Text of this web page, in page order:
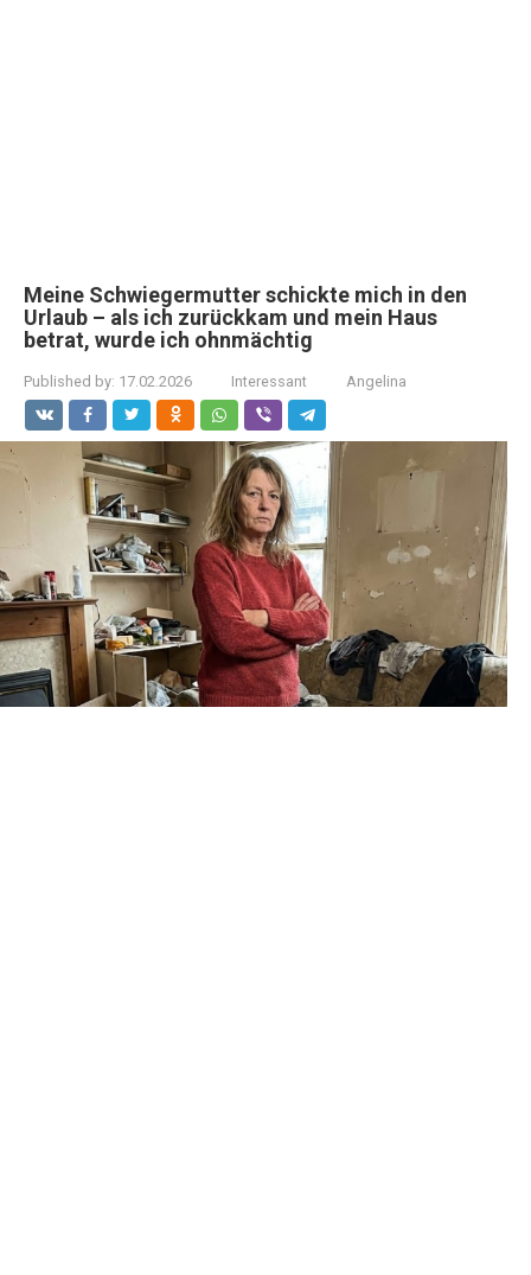
Meine Schwiegermutter schickte mich in den
Urlaub – als ich zurückkam und mein Haus
betrat, wurde ich ohnmächtig
Published by: 17.02.2026 Interessant Angelina